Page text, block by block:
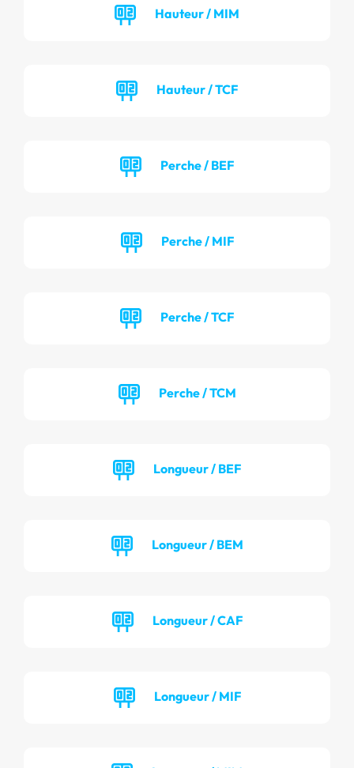
Hauteur / MIM
Hauteur / TCF
Perche / BEF
Perche / MIF
Perche / TCF
Perche / TCM
Longueur / BEF
Longueur / BEM
Longueur / CAF
Longueur / MIF